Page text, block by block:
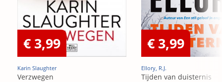
€ 3,99
Karin Slaughter
Verzwegen
€ 3,99
Ellory, R.J.
Tijden van duisternis